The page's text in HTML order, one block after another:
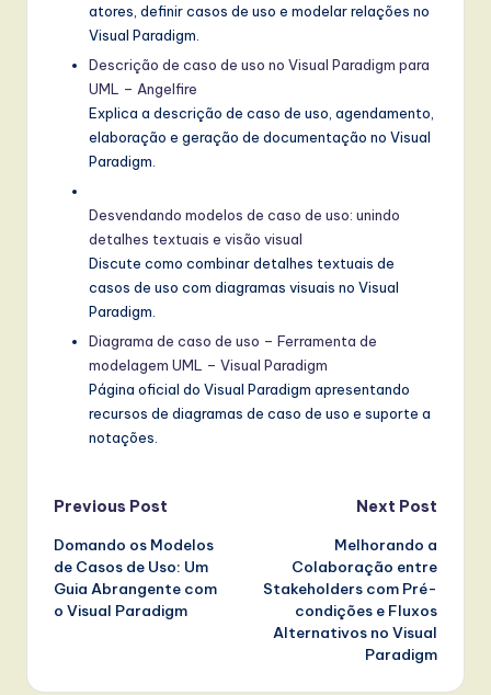
atores, definir casos de uso e modelar relações no
Visual Paradigm.
Descrição de caso de uso no Visual Paradigm para
UML – Angelfire
Explica a descrição de caso de uso, agendamento,
elaboração e geração de documentação no Visual
Paradigm.
Desvendando modelos de caso de uso: unindo
detalhes textuais e visão visual
Discute como combinar detalhes textuais de
casos de uso com diagramas visuais no Visual
Paradigm.
Diagrama de caso de uso – Ferramenta de
modelagem UML – Visual Paradigm
Página oficial do Visual Paradigm apresentando
recursos de diagramas de caso de uso e suporte a
notações.
Post
navigation
Previous Post
Domando os Modelos
de Casos de Uso: Um
Guia Abrangente com
o Visual Paradigm
Next Post
Melhorando a
Colaboração entre
Stakeholders com Pré-
condições e Fluxos
Alternativos no Visual
Paradigm